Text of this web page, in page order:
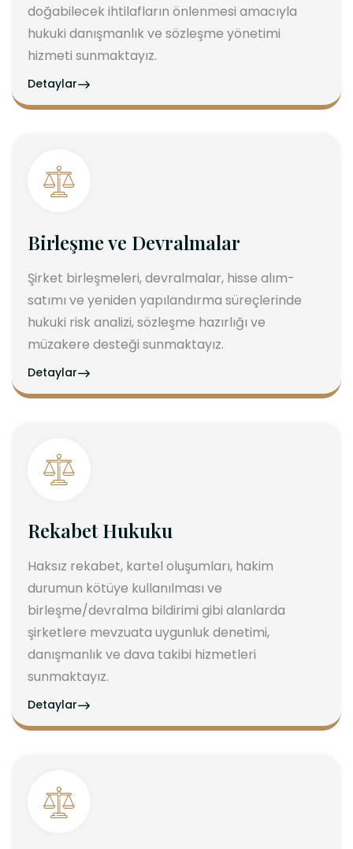
doğabilecek ihtilafların önlenmesi amacıyla
hukuki danışmanlık ve sözleşme yönetimi
hizmeti sunmaktayız.
Detaylar
Birleşme ve Devralmalar
Şirket birleşmeleri, devralmalar, hisse alım-
satımı ve yeniden yapılandırma süreçlerinde
hukuki risk analizi, sözleşme hazırlığı ve
müzakere desteği sunmaktayız.
Detaylar
Rekabet Hukuku
Haksız rekabet, kartel oluşumları, hakim
durumun kötüye kullanılması ve
birleşme/devralma bildirimi gibi alanlarda
şirketlere mevzuata uygunluk denetimi,
danışmanlık ve dava takibi hizmetleri
sunmaktayız.
Detaylar